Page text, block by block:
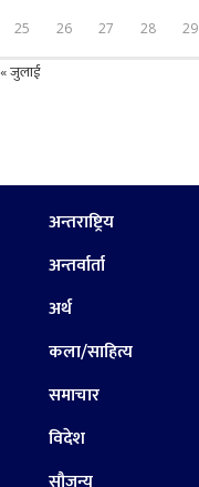
25 26 27 28 29
« जुलाई
अन्तराष्ट्रिय
अन्तर्वार्ता
अर्थ
कला/साहित्य
समाचार
विदेश